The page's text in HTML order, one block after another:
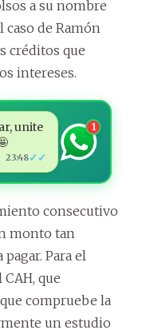
a su nombre
caso de Ramón
créditos que
intereses.
unite
23:48✓✓
1
consecutivo
monto tan
Para el
que
compruebe la
un estudio